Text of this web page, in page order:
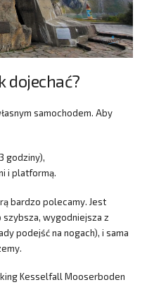
dojechać?
samochodem. Aby
godziny),
i platformą.
bardzo polecamy. Jest
szybsza, wygodniejsza z
podejść na nogach), i sama
Kesselfall Mooserboden